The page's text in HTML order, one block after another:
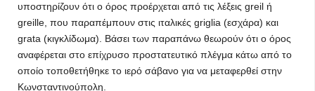
υποστηρίζουν ότι ο όρος προέρχεται από τις λέξεις greil ή
greille, που παραπέμπουν στις ιταλικές griglia (εσχάρα) και
grata (κιγκλίδωμα). Βάσει των παραπάνω θεωρούν ότι ο όρος
αναφέρεται στο επίχρυσο προστατευτικό πλέγμα κάτω από το
οποίο τοποθετήθηκε το ιερό σάβανο για να μεταφερθεί στην
Κωνσταντινούπολη.